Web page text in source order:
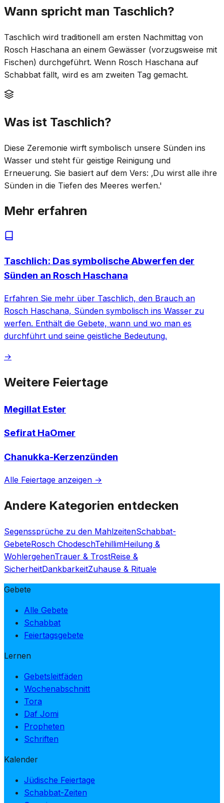
Wann spricht man Taschlich?
Taschlich wird traditionell am ersten Nachmittag von
Rosch Haschana an einem Gewässer (vorzugsweise mit
Fischen) durchgeführt. Wenn Rosch Haschana auf
Schabbat fällt, wird es am zweiten Tag gemacht.
Was ist Taschlich?
Diese Zeremonie wirft symbolisch unsere Sünden ins
Wasser und steht für geistige Reinigung und
Erneuerung. Sie basiert auf dem Vers: ‚Du wirst alle ihre
Sünden in die Tiefen des Meeres werfen.'
Mehr erfahren
Taschlich: Das symbolische Abwerfen der
Sünden an Rosch Haschana
Erfahren Sie mehr über Taschlich, den Brauch an
Rosch Haschana, Sünden symbolisch ins Wasser zu
werfen. Enthält die Gebete, wann und wo man es
durchführt und seine geistliche Bedeutung.
→
Weitere Feiertage
Megillat Ester
Sefirat HaOmer
Chanukka-Kerzenzünden
Alle Feiertage anzeigen →
Andere Kategorien entdecken
Segenssprüche zu den MahlzeitenSchabbat-
GebeteRosch ChodeschTehillimHeilung &
WohlergehenTrauer & TrostReise &
SicherheitDankbarkeitZuhause & Rituale
Gebete
Alle Gebete
Schabbat
Feiertagsgebete
Lernen
Gebetsleitfäden
Wochenabschnitt
Tora
Daf Jomi
Propheten
Schriften
Kalender
Jüdische Feiertage
Schabbat-Zeiten